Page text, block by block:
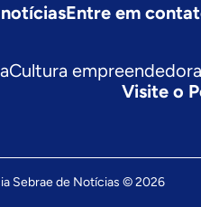
Entre em
Cultura empreendedora
Visite o
Sebrae de Notícias © 2026